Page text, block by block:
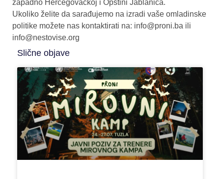
zapadno Hercegovačkoj i Opštini Jablanica.
Ukoliko želite da sarađujemo na izradi vaše omladinske
politike možete nas kontaktirati na: info@proni.ba ili
info@nestovise.org
Slične objave